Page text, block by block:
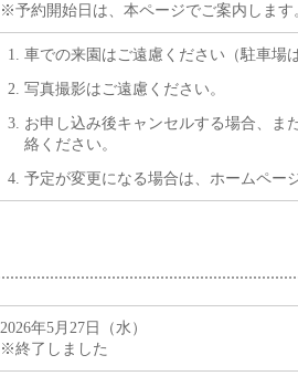
※予約開始日は、本ページでご案内します
車での来園はご遠慮ください（駐車場
写真撮影はご遠慮ください。
お申し込み後キャンセルする場合、ま
絡ください。
予定が変更になる場合は、ホームペー
2026年5月27日（水）
※終了しました